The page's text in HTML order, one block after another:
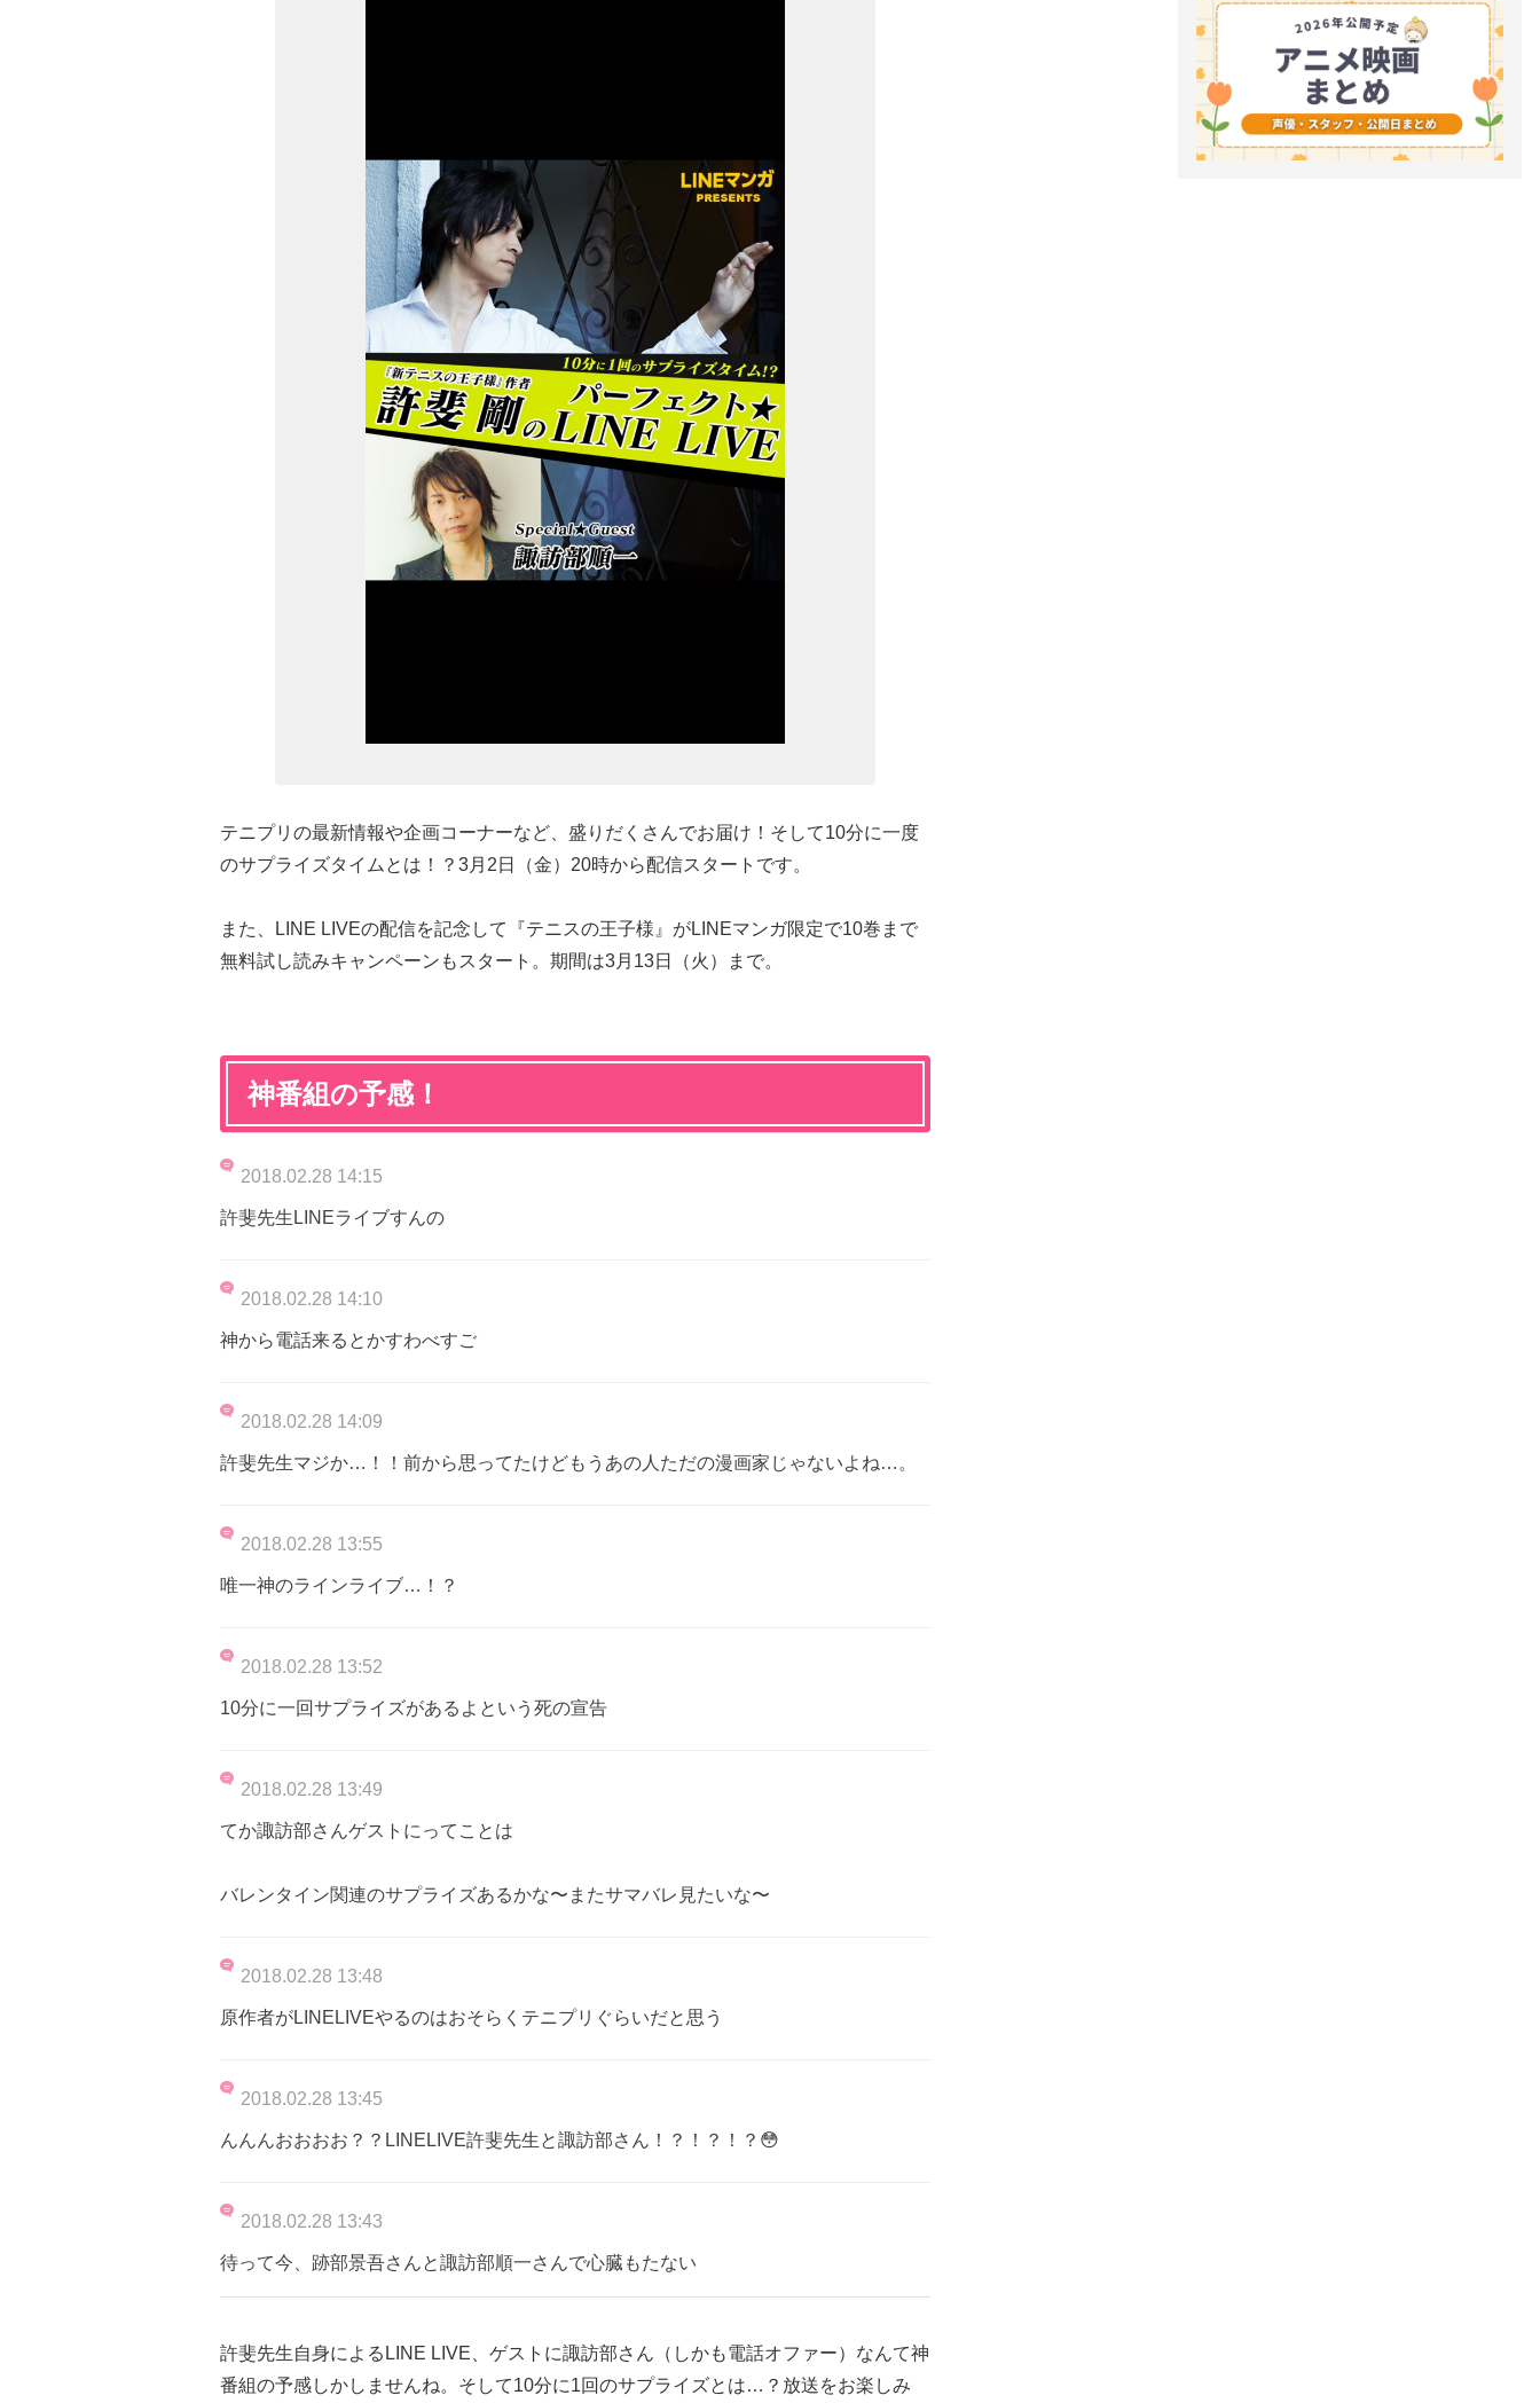
テニプリの最新情報や企画コーナーなど、盛りだくさんでお届け！そして10分に一度
のサプライズタイムとは！？3月2日（金）20時から配信スタートです。
また、LINE LIVEの配信を記念して『テニスの王子様』がLINEマンガ限定で10巻まで
無料試し読みキャンペーンもスタート。期間は3月13日（火）まで。
神番組の予感！
2018.02.28 14:15
許斐先生LINEライブすんの
2018.02.28 14:10
神から電話来るとかすわべすご
2018.02.28 14:09
許斐先生マジか…！！前から思ってたけどもうあの人ただの漫画家じゃないよね…。
2018.02.28 13:55
唯一神のラインライブ…！？
2018.02.28 13:52
10分に一回サプライズがあるよという死の宣告
2018.02.28 13:49
てか諏訪部さんゲストにってことは
バレンタイン関連のサプライズあるかな〜またサマバレ見たいな〜
2018.02.28 13:48
原作者がLINELIVEやるのはおそらくテニプリぐらいだと思う
2018.02.28 13:45
んんんおおおお？？LINELIVE許斐先生と諏訪部さん！？！？！？😳
2018.02.28 13:43
待って今、跡部景吾さんと諏訪部順一さんで心臓もたない
許斐先生自身によるLINE LIVE、ゲストに諏訪部さん（しかも電話オファー）なんて神
番組の予感しかしませんね。そして10分に1回のサプライズとは…？放送をお楽しみ